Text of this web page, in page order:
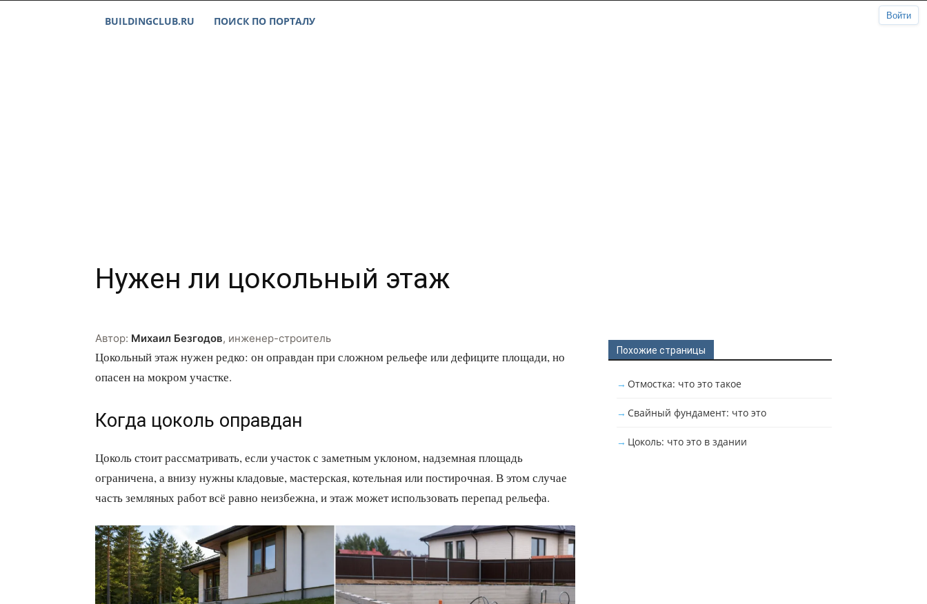
BUILDINGCLUB.RU ПОИСК ПО ПОРТАЛУ
Нужен ли цокольный этаж
Автор: Михаил Безгодов, инженер-строитель
Цокольный этаж нужен редко: он оправдан при сложном рельефе или дефиците площади, но
опасен на мокром участке.
Когда цоколь оправдан
Цоколь стоит рассматривать, если участок с заметным уклоном, надземная площадь
ограничена, а внизу нужны кладовые, мастерская, котельная или постирочная. В этом случае
часть земляных работ всё равно неизбежна, и этаж может использовать перепад рельефа.
Похожие страницы
Отмостка: что это такое
Свайный фундамент: что это
Цоколь: что это в здании
Войти